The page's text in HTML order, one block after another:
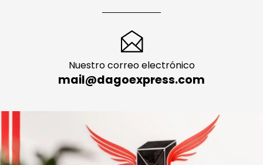
Nuestro correo electrónico
mail@dagoexpress.com